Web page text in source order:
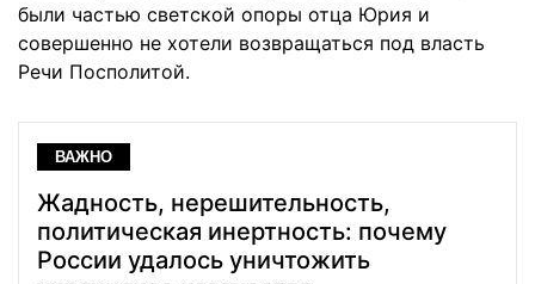
были частью светской опоры отца Юрия и
совершенно не хотели возвращаться под власть
Речи Посполитой.
ВАЖНО
Жадность, нерешительность,
политическая инертность: почему
России удалось уничтожить